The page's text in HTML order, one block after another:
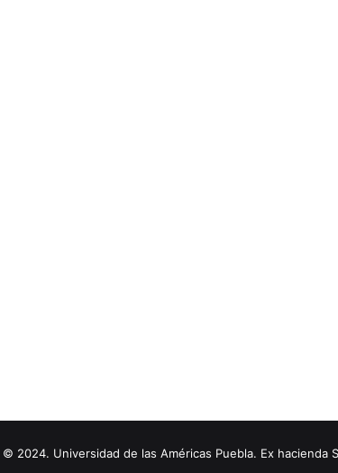
2024. Universidad de las Américas Puebla. Ex hacienda